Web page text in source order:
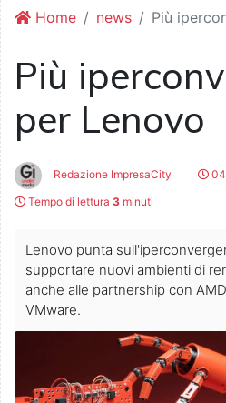
Home news Più
Più
per Lenovo
Redazione ImpresaCity
Tempo di lettura 3 minuti
Lenovo punta
supportare nuovi ambienti di
anche alle partnership con
VMware.